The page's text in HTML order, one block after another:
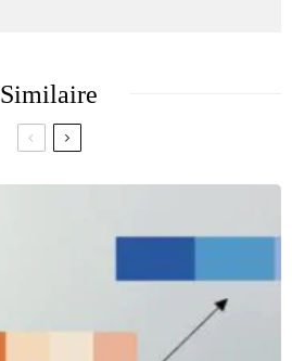
Similaire